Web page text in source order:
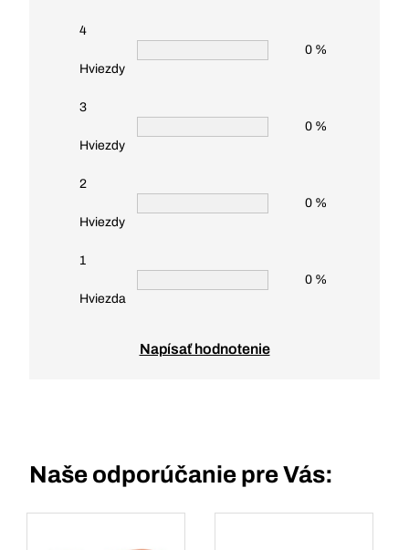
4
Hviezdy
0 %
3
Hviezdy
0 %
2
Hviezdy
0 %
1
Hviezda
0 %
Napísať hodnotenie
Naše odporúčanie pre Vás: